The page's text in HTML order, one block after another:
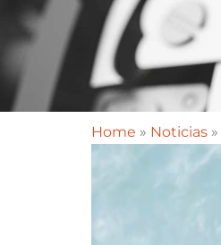
Home » Noticias »